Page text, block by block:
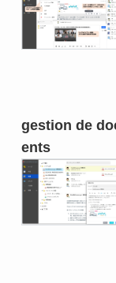
gestion de
ents